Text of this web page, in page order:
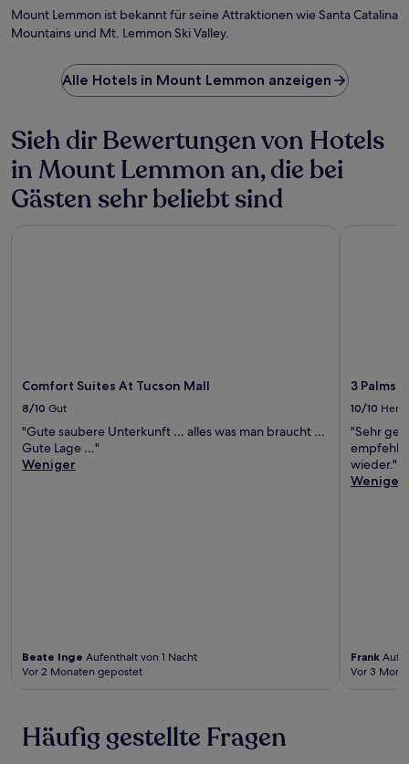
Mount Lemmon ist bekannt für seine Attraktionen wie Santa Catalina
Mountains und Mt. Lemmon Ski Valley.
Alle Hotels in Mount Lemmon anzeigen
Sieh dir Bewertungen von Hotels
in Mount Lemmon an, die bei
Gästen sehr beliebt sind
Comfort Suites At Tucson Mall
8/10 Gut
"Gute saubere Unterkunft … alles was man braucht …
Gute Lage …"
Weniger
Beate Inge Aufenthalt von 1 Nacht
Vor 2 Monaten gepostet
3 Palms
10/10
"Sehr
wieder."
Weniger
Frank
Vor 3
Häufig gestellte Fragen